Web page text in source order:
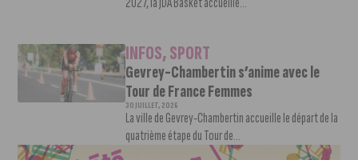
INFOS,SPORT
Gevrey-Chambertin s’anime avec le
Tour de France Femmes
30 JUILLET, 2026
La ville de Gevrey-Chambertin accueille le départ de la
quatrième étape du Tour de...